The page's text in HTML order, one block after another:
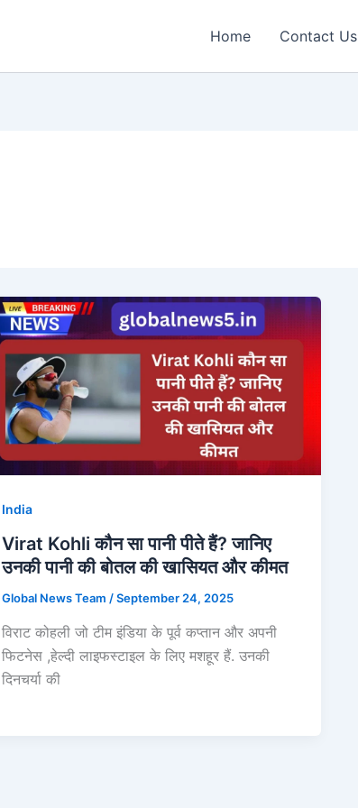
Home Contact Us
India
Virat Kohli कौन सा पानी पीते हैं? जानिए
उनकी पानी की बोतल की खासियत और कीमत
Global News Team /September 24, 2025
विराट कोहली जो टीम इंडिया के पूर्व कप्तान और अपनी
फिटनेस ,हेल्दी लाइफस्टाइल के लिए मशहूर हैं. उनकी
दिनचर्या की